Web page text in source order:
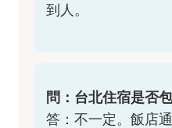
到人。
問：台北住宿是否
答：不一定。飯店